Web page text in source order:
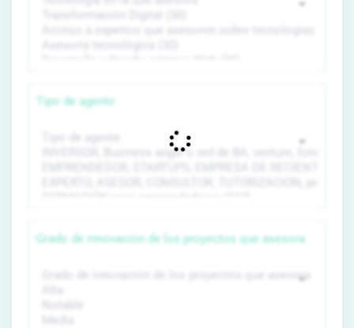
Tipo de agente
Grado de innovación de los proyectos que asesora